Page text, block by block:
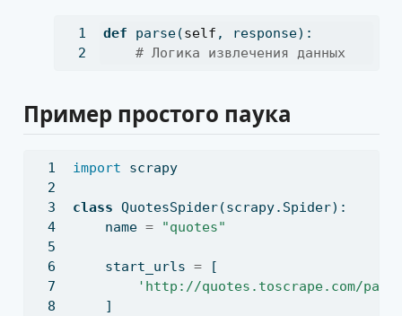
def parse(self , response):
# Логика извлечения данных
Пример простого паука
import scrapy
class QuotesSpider(scrapy.Spider):
    name
= "quotes"
    start_urls
= [
'http://quotes.toscrape.com/
    ]